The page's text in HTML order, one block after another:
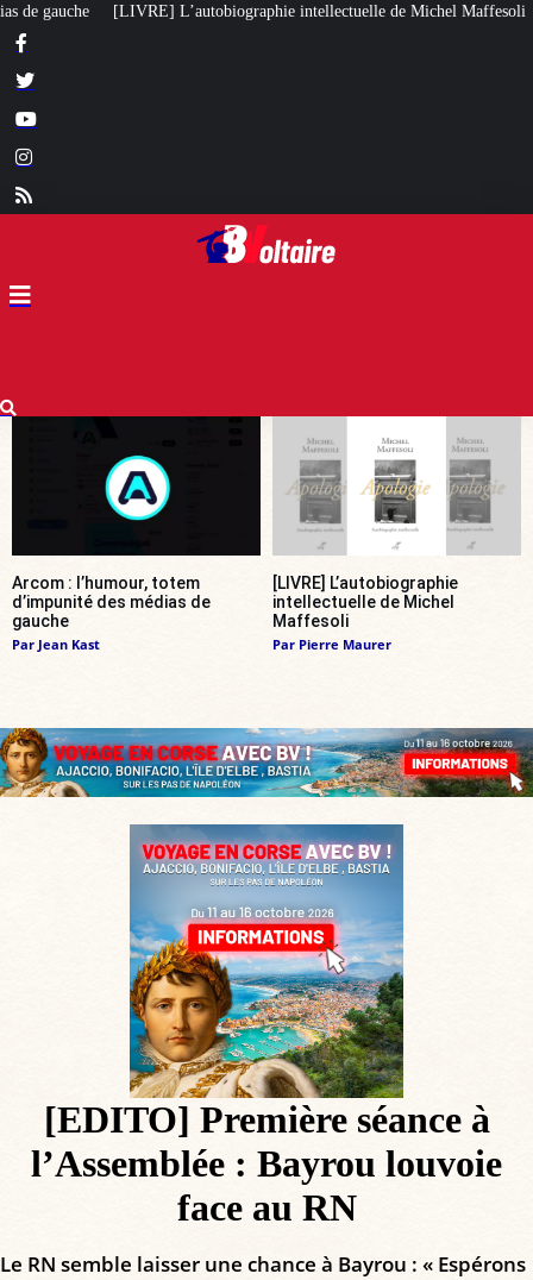
intellectuelle de Michel Maffesoli Pour regagner son influence en
Arcom : l’humour, totem
d’impunité des médias de
gauche
Par Jean Kast
[LIVRE] L’autobiographie
intellectuelle de Michel
Maffesoli
Par Pierre Maurer
[EDITO] Première séance à
l’Assemblée : Bayrou louvoie
face au RN
Le RN semble laisser une chance à Bayrou : « Espérons